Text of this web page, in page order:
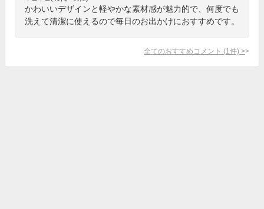
かわいいデザインと軽やかな素材感が魅力的で、何度でも
洗えて清潔に使えるので毎日のお出かけにおすすめです。
全てのおすすめコメント (1 件) >